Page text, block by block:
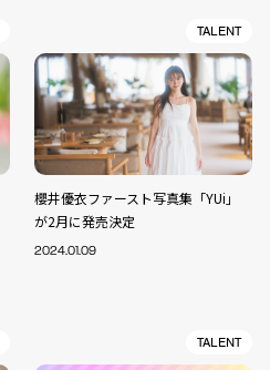
TALENT
櫻井優衣ファースト写真集「YUi」
が2月に発売決定
2024.01.09
TALENT